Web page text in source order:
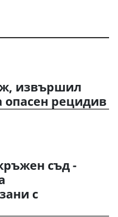
извършил
опасен рецидив
съд -
с